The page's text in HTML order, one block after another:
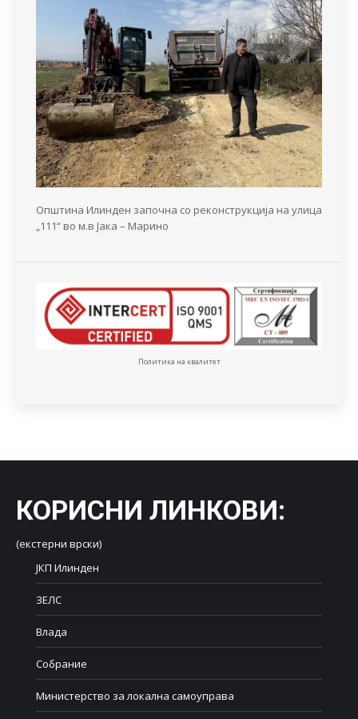
Општина Илинден започна со реконструкција на улица
„111“ во м.в Јака – Марино
Политика на квалитет
КОРИСНИ ЛИНКОВИ:
(екстерни врски)
ЈКП Илинден
ЗЕЛС
Влада
Собрание
Министерство за локална самоуправа